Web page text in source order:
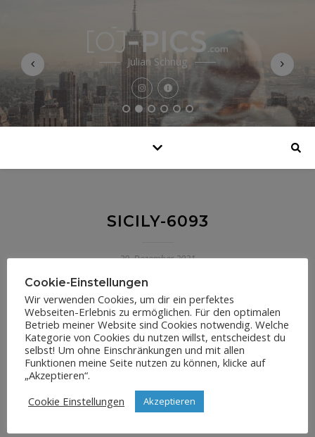
Julian Schnug
SICILY-6093
29. Dezember 2021
Cookie-Einstellungen
Wir verwenden Cookies, um dir ein perfektes
Webseiten-Erlebnis zu ermöglichen. Für den optimalen
Betrieb meiner Website sind Cookies notwendig. Welche
Kategorie von Cookies du nutzen willst, entscheidest du
selbst! Um ohne Einschränkungen und mit allen
Funktionen meine Seite nutzen zu können, klicke auf
„Akzeptieren“.
Cookie Einstellungen
Akzeptieren